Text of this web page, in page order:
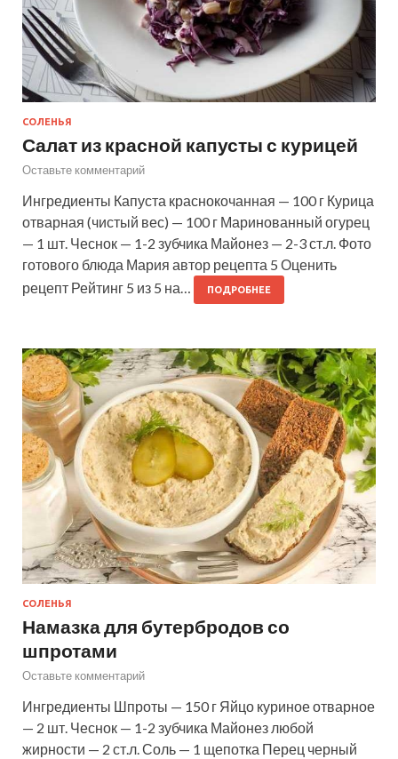
СОЛЕНЬЯ
Салат из красной капусты с курицей
Оставьте комментарий
Ингредиенты Капуста краснокочанная — 100 г Курица
отварная (чистый вес) — 100 г Маринованный огурец
— 1 шт. Чеснок — 1-2 зубчика Майонез — 2-3 ст.л. Фото
готового блюда Мария автор рецепта 5 Оценить
рецепт Рейтинг 5 из 5 на…
ПОДРОБНЕЕ
СОЛЕНЬЯ
Намазка для бутербродов со
шпротами
Оставьте комментарий
Ингредиенты Шпроты — 150 г Яйцо куриное отварное
— 2 шт. Чеснок — 1-2 зубчика Майонез любой
жирности — 2 ст.л. Соль — 1 щепотка Перец черный